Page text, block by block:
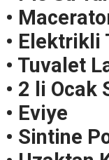
•
• Elektrikli
• Tuvalet
• 2 li Ocak
• Eviye
• Sintine